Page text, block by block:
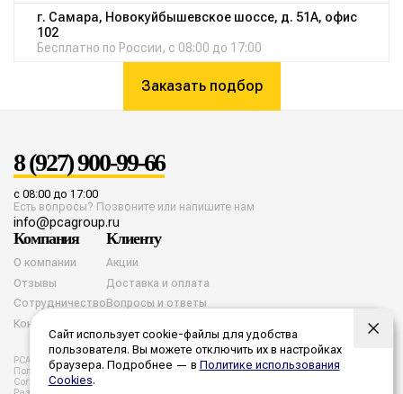
г. Самара, Новокуйбышевское шоссе, д. 51А, офис
102
Бесплатно по России, с 08:00 до 17:00
Заказать подбор
8 (927) 900-99-66
с 08:00 до 17:00
Есть вопросы? Позвоните или напишите нам
info@pcagroup.ru
Компания
О компании
Отзывы
Сотрудничество
Контакты
Клиенту
Акции
Доставка и оплата
Вопросы и ответы
PCA group. Все права защищены. 2026 год.
Политика конфиденциальностиСогласие на обработку cookies
Согласие на обработку персональных данных
Сайт использует cookie-файлы для удобства
пользователя. Вы можете отключить их в настройках
браузера. Подробнее — в Политике использования
Cookies.